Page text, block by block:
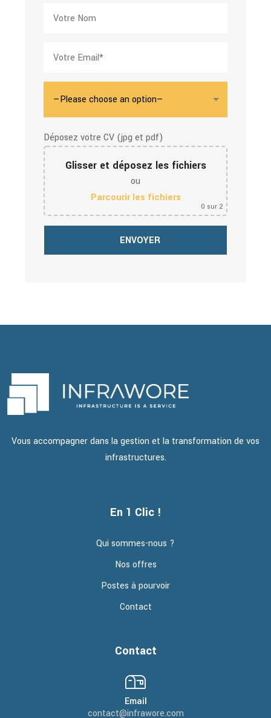
Déposez votre CV (jpg et pdf)
Glisser et déposez les fichiers
ou
Parcourir les fichiers
0 sur 2
Vous accompagner dans la gestion et la transformation de vos
infrastructures.
En 1 Clic !
Qui sommes-nous ?
Nos offres
Postes à pourvoir
Contact
Contact
Email
contact@infrawore.com